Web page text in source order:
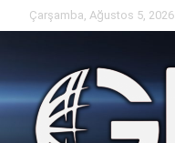
to
Çarşamba, Ağustos 5, 2026